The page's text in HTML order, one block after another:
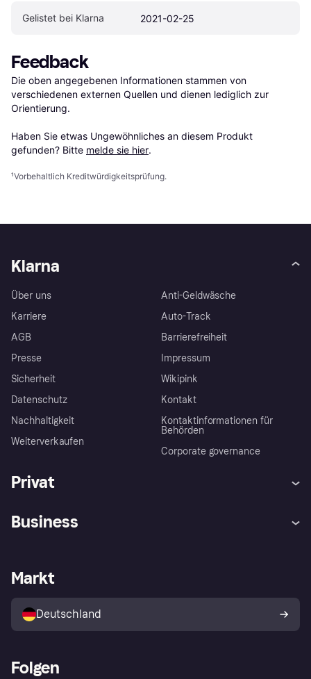
Gelistet bei Klarna 2021-02-25
Feedback
Die oben angegebenen Informationen stammen von
verschiedenen externen Quellen und dienen lediglich zur
Orientierung.
Haben Sie etwas Ungewöhnliches an diesem Produkt
gefunden? Bitte melde sie hier.
¹Vorbehaltlich Kreditwürdigkeitsprüfung.
Klarna
Über uns
Karriere
AGB
Presse
Sicherheit
Datenschutz
Nachhaltigkeit
Weiterverkaufen
Anti-Geldwäsche
Auto-Track
Barrierefreiheit
Impressum
Wikipink
Kontakt
Kontaktinformationen für
Behörden
Corporate governance
Privat
Klarna App
Shops entdecken
Käuferschutzrichtlinie
Dein Widerrufsrecht
Business
Händlerportal
Markt
Deutschland
Folgen